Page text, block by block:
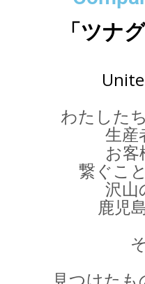
「ツナ
わたした
⽣産
お客
繋ぐこ
沢⼭
⿅児
⾒つけたも